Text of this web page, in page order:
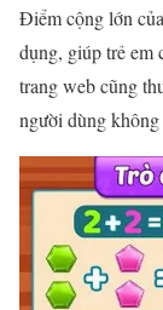
Điểm cộng lớn
dụng, giúp trẻ em
trang web cũng
người dùng